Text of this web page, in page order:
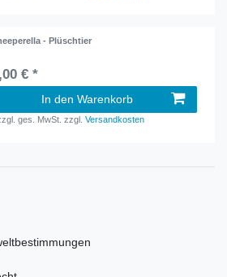
- Plüschtier
€ *
In den Warenkorb
ges. MwSt. zzgl.Versandkosten